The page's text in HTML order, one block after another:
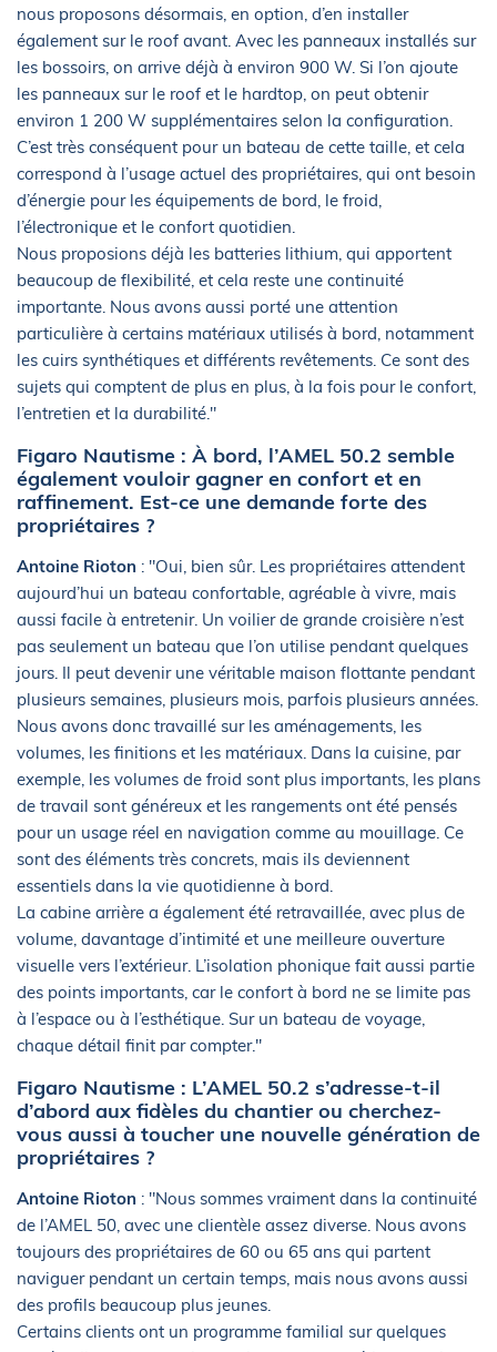
nous proposons désormais, en option, d’en installer
également sur le roof avant. Avec les panneaux installés sur
les bossoirs, on arrive déjà à environ 900 W. Si l’on ajoute
les panneaux sur le roof et le hardtop, on peut obtenir
environ 1 200 W supplémentaires selon la configuration.
C’est très conséquent pour un bateau de cette taille, et cela
correspond à l’usage actuel des propriétaires, qui ont besoin
d’énergie pour les équipements de bord, le froid,
l’électronique et le confort quotidien.
Nous proposions déjà les batteries lithium, qui apportent
beaucoup de flexibilité, et cela reste une continuité
importante. Nous avons aussi porté une attention
particulière à certains matériaux utilisés à bord, notamment
les cuirs synthétiques et différents revêtements. Ce sont des
sujets qui comptent de plus en plus, à la fois pour le confort,
l’entretien et la durabilité."
Figaro Nautisme : À bord, l’AMEL 50.2 semble
également vouloir gagner en confort et en
raffinement. Est-ce une demande forte des
propriétaires ?
Antoine Rioton : "Oui, bien sûr. Les propriétaires attendent
aujourd’hui un bateau confortable, agréable à vivre, mais
aussi facile à entretenir. Un voilier de grande croisière n’est
pas seulement un bateau que l’on utilise pendant quelques
jours. Il peut devenir une véritable maison flottante pendant
plusieurs semaines, plusieurs mois, parfois plusieurs années.
Nous avons donc travaillé sur les aménagements, les
volumes, les finitions et les matériaux. Dans la cuisine, par
exemple, les volumes de froid sont plus importants, les plans
de travail sont généreux et les rangements ont été pensés
pour un usage réel en navigation comme au mouillage. Ce
sont des éléments très concrets, mais ils deviennent
essentiels dans la vie quotidienne à bord.
La cabine arrière a également été retravaillée, avec plus de
volume, davantage d’intimité et une meilleure ouverture
visuelle vers l’extérieur. L’isolation phonique fait aussi partie
des points importants, car le confort à bord ne se limite pas
à l’espace ou à l’esthétique. Sur un bateau de voyage,
chaque détail finit par compter."
Figaro Nautisme : L’AMEL 50.2 s’adresse-t-il
d’abord aux fidèles du chantier ou cherchez-
vous aussi à toucher une nouvelle génération de
propriétaires ?
Antoine Rioton : "Nous sommes vraiment dans la continuité
de l’AMEL 50, avec une clientèle assez diverse. Nous avons
toujours des propriétaires de 60 ou 65 ans qui partent
naviguer pendant un certain temps, mais nous avons aussi
des profils beaucoup plus jeunes.
Certains clients ont un programme familial sur quelques